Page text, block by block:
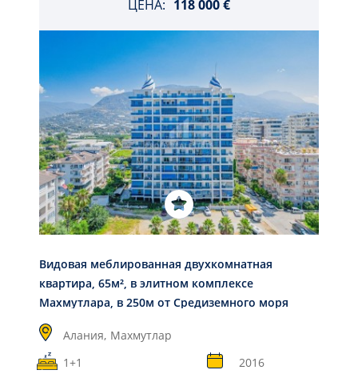
ЦЕНА: 118 000 €
Видовая меблированная двухкомнатная
квартира, 65м², в элитном комплексе
Махмутлара, в 250м от Средиземного моря
Алания, Махмутлар
1+1
2016